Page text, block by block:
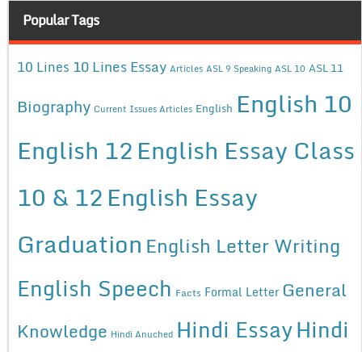
Popular Tags
10 Lines 10 Lines Essay Articles ASL 9 Speaking ASL 10 ASL 11
Biography Current Issues Articles English English 10
English 12English Essay Class
10 & 12English Essay
Graduation English Letter Writing
English Speech Facts Formal Letter General
Knowledge Hindi Anuched Hindi EssayHindi